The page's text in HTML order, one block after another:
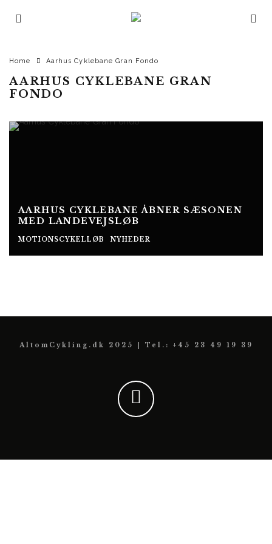
Home Aarhus Cyklebane Gran Fondo
AARHUS CYKLEBANE GRAN
FONDO
AARHUS CYKLEBANE ÅBNER SÆSONEN
MED LANDEVEJSLØB
MOTIONSCYKELLØB NYHEDER
AltomCykling.dk 2025 | Tel.: +45 23 49 19 39